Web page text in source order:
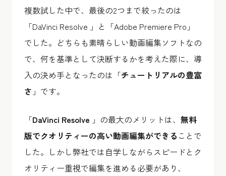
複数試した中で、最後の2つまで絞ったのは
「DaVinci Resolve 」と「Adobe Premiere Pro」
でした。どちらも素晴らしい動画編集ソフトなの
で、何を基準として決断するかを考えた際に、導
入の決め手となったのは「チュートリアルの豊富
さ 」です。
「DaVinci Resolve 」の最大のメリットは、 無料
版でクオリティーの高い動画編集ができる ことで
した。しかし弊社では自学しながらスピードとク
オリティー重視で編集を進める必要があり、